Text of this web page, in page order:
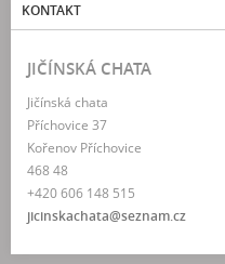
KONTAKT
JIČÍNSKÁ CHATA
Jičínská chata
Příchovice 37
Kořenov Příchovice
468 48
+420 606 148 515
jicinskachata@seznam.cz